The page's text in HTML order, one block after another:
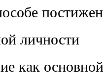
личности
как